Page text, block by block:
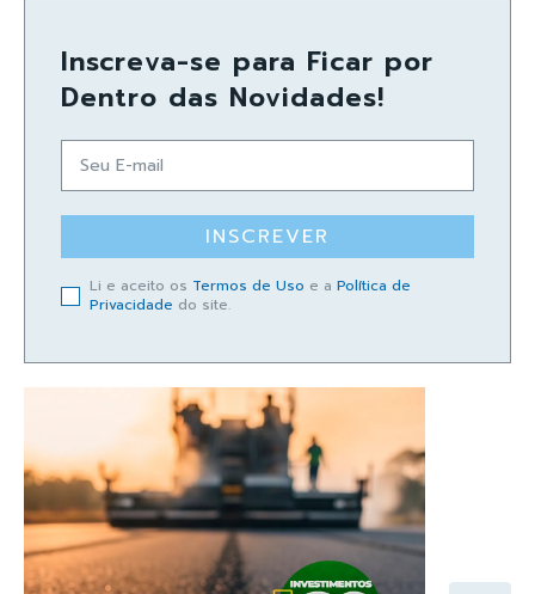
Inscreva-se para Ficar por
Dentro das Novidades!
INSCREVER
Li e aceito os Termos de Uso e a Política de
Privacidade do site.